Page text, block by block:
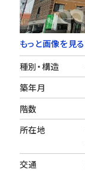
もっと画像を見る
種別・構造
築年月
階数
所在地
交通